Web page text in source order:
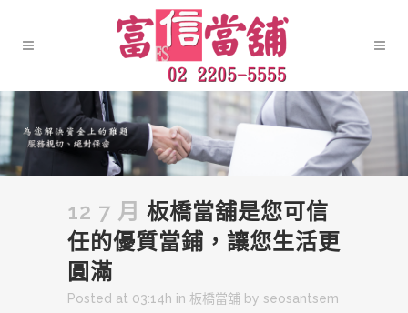
12 7 月 板橋當舖是您可信
任的優質當鋪，讓您生活更
圓滿
Posted at 03:14h in 板橋當舖 by seosantsem